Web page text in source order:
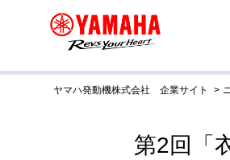
ヤマハ発動機株式会社 企業サイト
第2回「